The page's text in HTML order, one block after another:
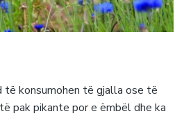
të konsumohen të gjalla ose të
pak pikante por e ëmbël dhe ka